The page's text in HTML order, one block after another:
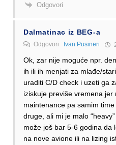
Odgovori
Dalmatinac iz BEG-a
Odgovori Ivan Pusineri
Ok, zar nije moguće npr.
ih ili ih menjati za mlađe/
uraditi C/D check i uzeti ga
iziskuje previše vremena
maintenance pa samim
druge, ali mi je malo
može još bar 5-6 godina
na nove avione ili na lizing